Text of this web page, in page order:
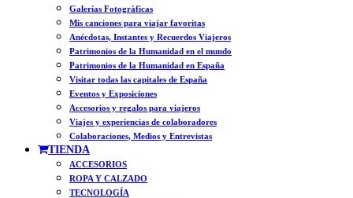
Galerías Fotográficas
Mis canciones para viajar favoritas
Anécdotas, Instantes y Recuerdos Viajeros
Patrimonios de la Humanidad en el mundo
Patrimonios de la Humanidad en España
Visitar todas las capitales de España
Eventos y Exposiciones
Accesorios y regalos para viajeros
Viajes y experiencias de colaboradores
Colaboraciones, Medios y Entrevistas
TIENDA
ACCESORIOS
ROPA Y CALZADO
TECNOLOGÍA